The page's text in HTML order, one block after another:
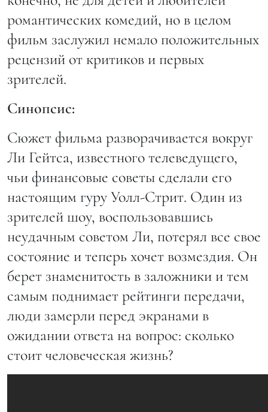
романтических комедий, но в целом
фильм заслужил немало положительных
рецензий от критиков и первых
зрителей.
Синопсис:
Сюжет фильма разворачивается вокруг
Ли Гейтса, известного телеведущего,
чьи финансовые советы сделали его
настоящим гуру Уолл-Стрит. Один из
зрителей шоу, воспользовавшись
неудачным советом Ли, потерял все свое
состояние и теперь хочет возмездия. Он
берет знаменитость в заложники и тем
самым поднимает рейтинги передачи,
люди замерли перед экранами в
ожидании ответа на вопрос: сколько
стоит человеческая жизнь?